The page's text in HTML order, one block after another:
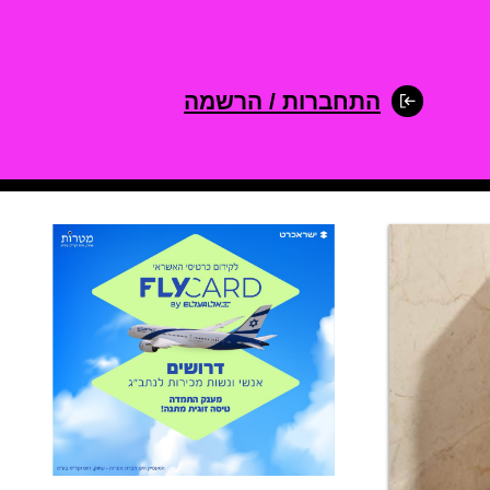
התחברות / הרשמה